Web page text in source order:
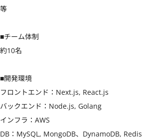
等
■チーム体制
約10名
■開発環境
フロントエンド：Next.js, React.js
バックエンド：Node.js, Golang
インフラ：AWS
DB：MySQL, MongoDB、DynamoDB, Redis